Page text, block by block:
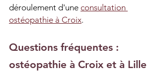
déroulement d'une consultation
ostéopathie à Croix.
Questions fréquentes :
ostéopathie à Croix et à Lille